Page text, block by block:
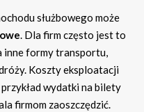
służbowego może
. Dla firm często jest to
inne formy transportu,
Koszty eksploatacji
wydatki na bilety
firmom zaoszczędzić.